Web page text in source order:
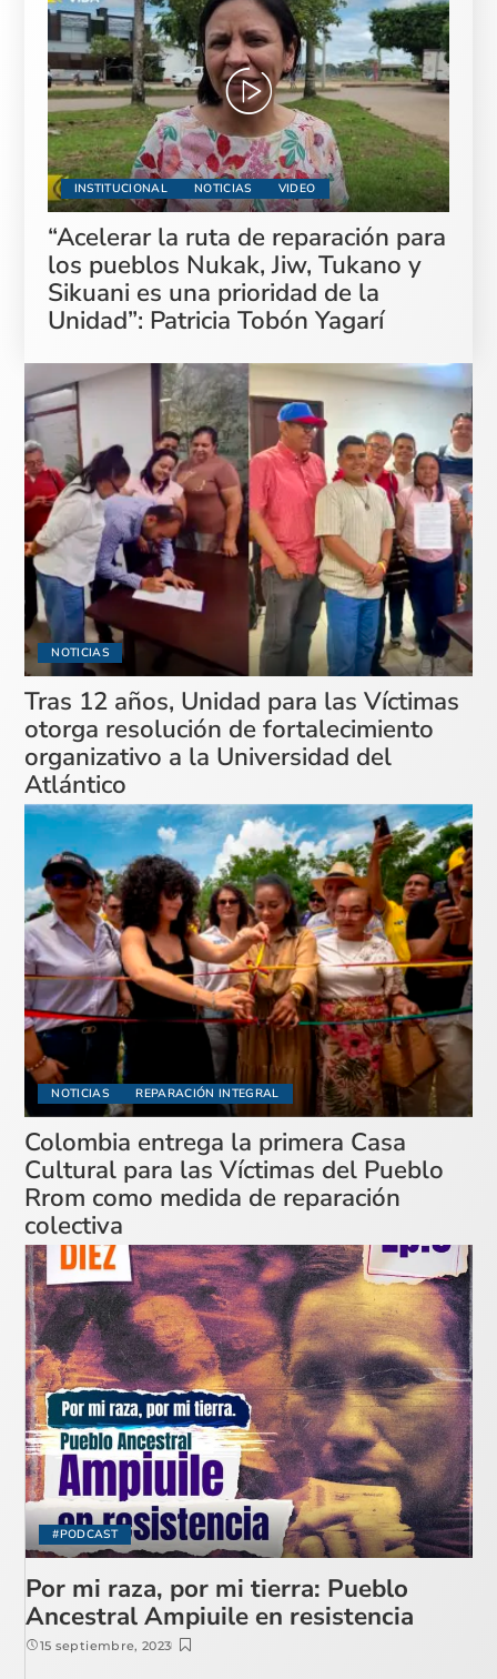
INSTITUCIONAL NOTICIAS VIDEO
“Acelerar la ruta de reparación para
los pueblos Nukak, Jiw, Tukano y
Sikuani es una prioridad de la
Unidad”: Patricia Tobón Yagarí
NOTICIAS
Tras 12 años, Unidad para las Víctimas
otorga resolución de fortalecimiento
organizativo a la Universidad del
Atlántico
NOTICIAS REPARACIÓN INTEGRAL
Colombia entrega la primera Casa
Cultural para las Víctimas del Pueblo
Rrom como medida de reparación
colectiva
#PODCAST
Por mi raza, por mi tierra: Pueblo
Ancestral Ampiuile en resistencia
15 septiembre, 2023